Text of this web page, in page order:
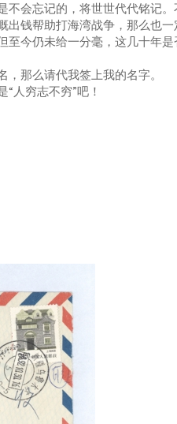
会忘记的，将世世代代铭记。
钱帮助打海湾战争，那么也一
今仍未给一分毫，这几十年是
那么请代我签上我的名字。
人穷志不穷”吧！